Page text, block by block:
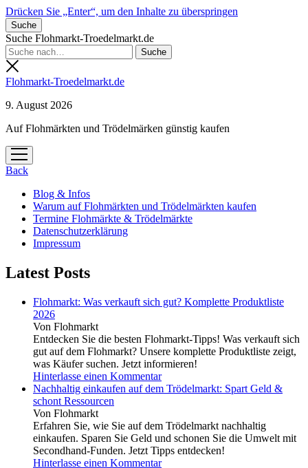
Drücken Sie „Enter“, um den Inhalte zu überspringen
Suche
Suche Flohmarkt-Troedelmarkt.de
Flohmarkt-Troedelmarkt.de
9. August 2026
Auf Flohmärkten und Trödelmärken günstig kaufen
Menü
öffnen
Back
Blog & Infos
Warum auf Flohmärkten und Trödelmärkten kaufen
Termine Flohmärkte & Trödelmärkte
Datenschutzerklärung
Impressum
Latest Posts
Flohmarkt: Was verkauft sich gut? Komplette Produktliste
2026
Von Flohmarkt
Entdecken Sie die besten Flohmarkt-Tipps! Was verkauft sich
gut auf dem Flohmarkt? Unsere komplette Produktliste zeigt,
was Käufer suchen. Jetzt informieren!
Hinterlasse einen Kommentar
Nachhaltig einkaufen auf dem Trödelmarkt: Spart Geld &
schont Ressourcen
Von Flohmarkt
Erfahren Sie, wie Sie auf dem Trödelmarkt nachhaltig
einkaufen. Sparen Sie Geld und schonen Sie die Umwelt mit
Secondhand-Funden. Jetzt Tipps entdecken!
Hinterlasse einen Kommentar